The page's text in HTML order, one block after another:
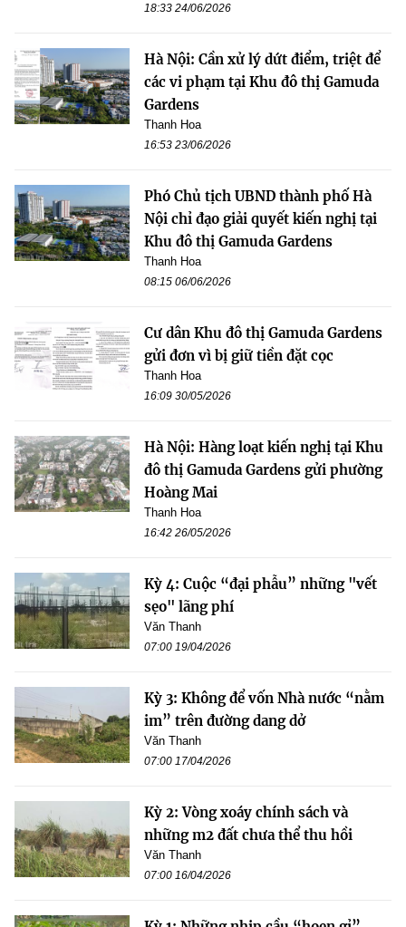
18:33 24/06/2026
Hà Nội: Cần xử lý dứt điểm, triệt để
các vi phạm tại Khu đô thị Gamuda
Gardens
Thanh Hoa
16:53 23/06/2026
Phó Chủ tịch UBND thành phố Hà
Nội chỉ đạo giải quyết kiến nghị tại
Khu đô thị Gamuda Gardens
Thanh Hoa
08:15 06/06/2026
Cư dân Khu đô thị Gamuda Gardens
gửi đơn vì bị giữ tiền đặt cọc
Thanh Hoa
16:09 30/05/2026
Hà Nội: Hàng loạt kiến nghị tại Khu
đô thị Gamuda Gardens gửi phường
Hoàng Mai
Thanh Hoa
16:42 26/05/2026
Kỳ 4: Cuộc “đại phẫu” những "vết
sẹo" lãng phí
Văn Thanh
07:00 19/04/2026
Kỳ 3: Không để vốn Nhà nước “nằm
im” trên đường dang dở
Văn Thanh
07:00 17/04/2026
Kỳ 2: Vòng xoáy chính sách và
những m2 đất chưa thể thu hồi
Văn Thanh
07:00 16/04/2026